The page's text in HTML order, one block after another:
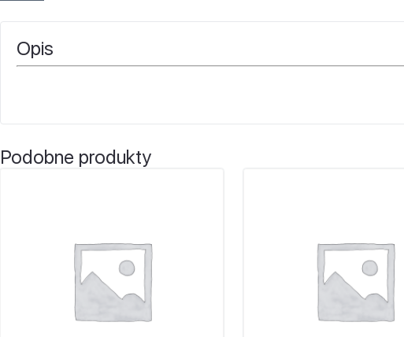
Opis
Podobne produkty